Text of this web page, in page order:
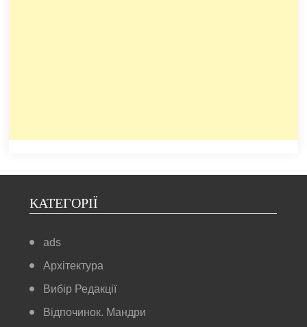
КАТЕГОРІЇ
ads
Архітектура
Вибір Редакції
Відпочинок. Мандри